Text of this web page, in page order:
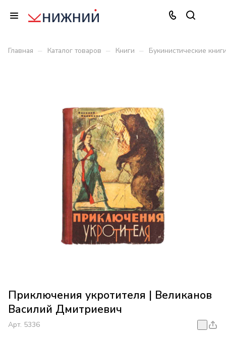
Главная – Каталог товаров – Книги – Букинистические
Приключения укротителя | Великанов
Василий Дмитриевич
Арт. 5336